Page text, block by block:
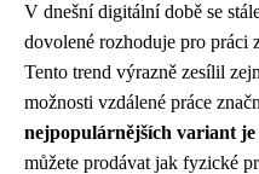
V dnešní digitální době se
dovolené rozhoduje pro práci
Tento trend výrazně zesílil
možnosti vzdálené práce
nejpopulárnějších variant je
můžete prodávat jak fyzické